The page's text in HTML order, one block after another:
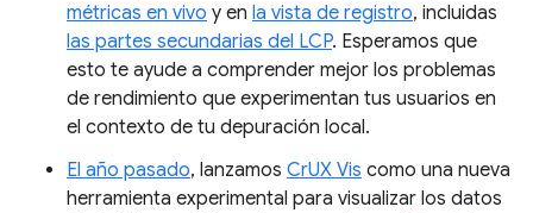
métricas en vivo y en la vista de registro, incluidas
las partes secundarias del LCP. Esperamos que
esto te ayude a comprender mejor los problemas
de rendimiento que experimentan tus usuarios en
el contexto de tu depuración local.
El año pasado, lanzamos CrUX Vis como una nueva
herramienta experimental para visualizar los datos